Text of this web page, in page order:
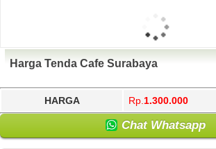
Harga Tenda Cafe Surabaya
HARGA Rp. 1.300.000
Chat Whatsapp